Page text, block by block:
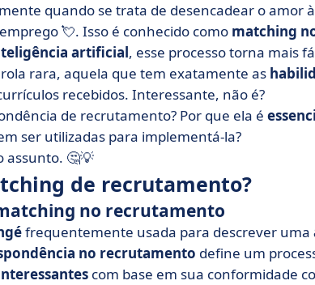
da correspondência de currículos?
no recrutamento
correspondência eficaz com o RH? 4
correspondência de recrutamento
aprender com a correspondência no
quando se trata de desencadear o amor
💘. Isso é conhecido como matching
artificial, esse processo torna mais
rara, aquela que tem exatamente as
recebidos. Interessante, não é?
de recrutamento? Por que ela é
ser utilizadas para implementá-la?
assunto. 🤔💡
de recrutamento?
no recrutamento
éfrequentemente usada para descrever uma
no recrutamento define um
com base em sua conformidade